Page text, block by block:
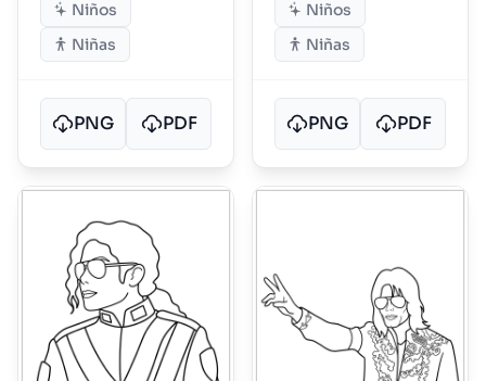
Niños
Niñas
PNG PDF
Niños
Niñas
PNG PDF